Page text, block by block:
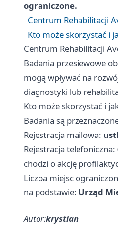
ograniczone.
Centrum Rehabilitacji
Kto może skorzystać i
Centrum Rehabilitacji
Badania przesiewowe
mogą wpływać na
diagnostyki lub
Kto może skorzystać i
Badania są
Rejestracja mailowa:
Rejestracja telefoniczna:
chodzi o akcję
Liczba miejsc
na podstawie: Urząd
Autor:krystian